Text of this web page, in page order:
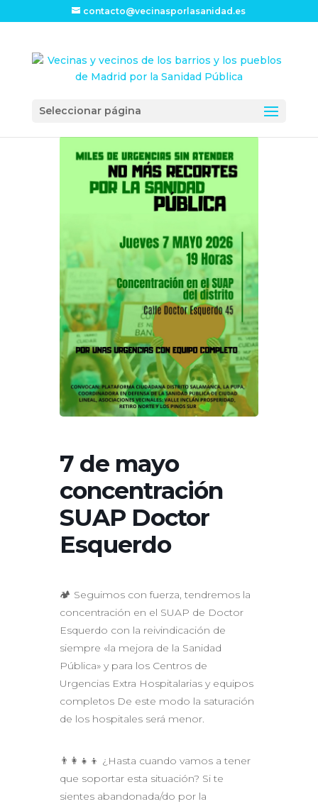
contacto@vecinasporlasanidad.es
Seleccionar página
7 de mayo
concentración
SUAP Doctor
Esquerdo
🏕️ Seguimos con fuerza, tendremos la
concentración en el SUAP de Doctor
Esquerdo con la reivindicación de
siempre «la mejora de la Sanidad
Pública» y para los Centros de
Urgencias Extra Hospitalarias y equipos
completos De este modo la saturación
de los hospitales será menor.
👨‍👩‍👧‍👦 ¿Hasta cuando vamos a tener
que soportar esta situación? Si te
sientes abandonada/do por la